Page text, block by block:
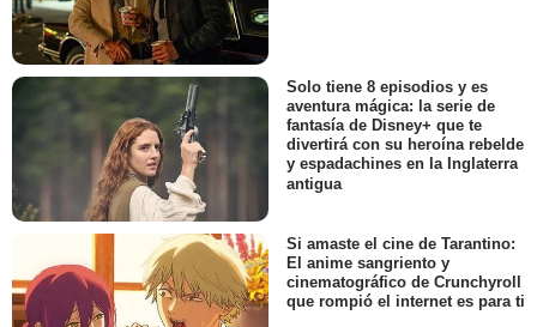
Solo tiene 8 episodios y es
aventura mágica: la serie de
fantasía de Disney+ que te
divertirá con su heroína rebelde
y espadachines en la Inglaterra
antigua
Si amaste el cine de Tarantino:
El anime sangriento y
cinematográfico de Crunchyroll
que rompió el internet es para ti